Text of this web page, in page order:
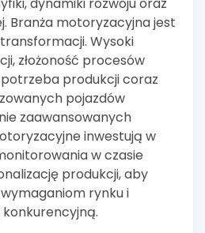
Branża motoryzacyjna jest
Wysoki
złożoność procesów
produkcji coraz
pojazdów
zaawansowanych
inwestują w
w czasie
produkcji, aby
rynku i